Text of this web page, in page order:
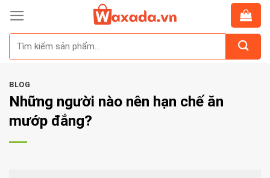
Skip
content
BLOG
Những người nào nên hạn chế ăn
mướp đắng?